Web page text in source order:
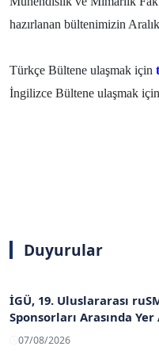
hazırlanan bültenimizin Aralık
Türkçe Bültene ulaşmak için
İngilizce Bültene ulaşmak için
Duyurular
İGÜ, 19. Uluslararası
Sponsorları Arasında Yer
07/08/2026